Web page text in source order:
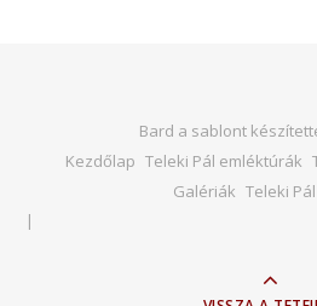
Bard a sablont
Kezdőlap Teleki Pál emléktúrák
Galériák Teleki Pál